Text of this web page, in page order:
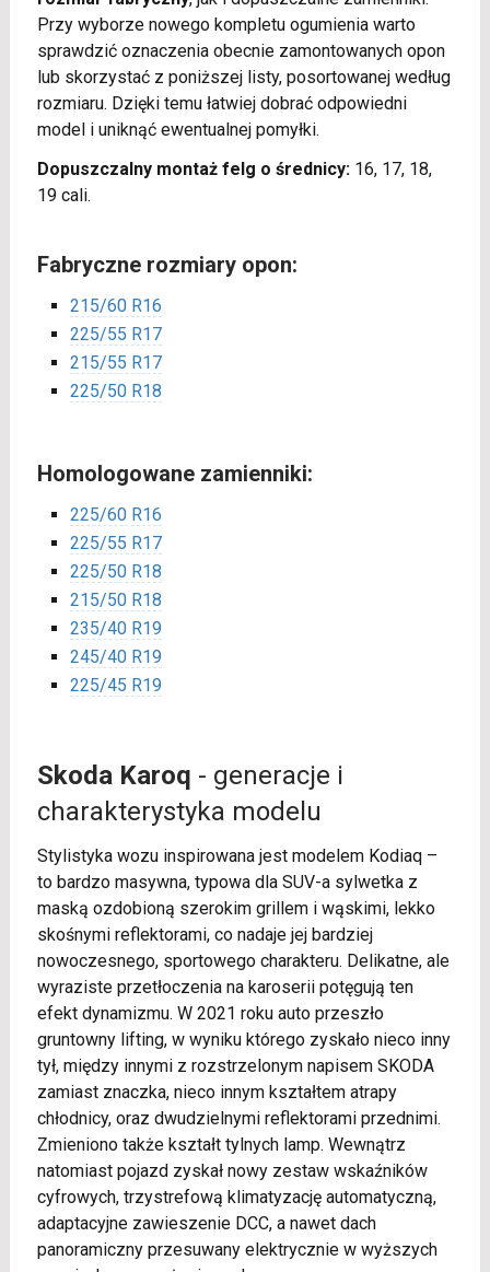
Przy wyborze nowego kompletu ogumienia warto
sprawdzić oznaczenia obecnie zamontowanych opon
lub skorzystać z poniższej listy, posortowanej według
rozmiaru. Dzięki temu łatwiej dobrać odpowiedni
model i uniknąć ewentualnej pomyłki.
Dopuszczalny montaż felg o średnicy:16, 17, 18,
19 cali.
Fabryczne rozmiary opon:
215/60 R16
225/55 R17
215/55 R17
225/50 R18
Homologowane zamienniki:
225/60 R16
225/55 R17
225/50 R18
215/50 R18
235/40 R19
245/40 R19
225/45 R19
Skoda Karoq - generacje i
charakterystyka modelu
Stylistyka wozu inspirowana jest modelem Kodiaq –
to bardzo masywna, typowa dla SUV-a sylwetka z
maską ozdobioną szerokim grillem i wąskimi, lekko
skośnymi reflektorami, co nadaje jej bardziej
nowoczesnego, sportowego charakteru. Delikatne, ale
wyraziste przetłoczenia na karoserii potęgują ten
efekt dynamizmu. W 2021 roku auto przeszło
gruntowny lifting, w wyniku którego zyskało nieco inny
tył, między innymi z rozstrzelonym napisem SKODA
zamiast znaczka, nieco innym kształtem atrapy
chłodnicy, oraz dwudzielnymi reflektorami przednimi.
Zmieniono także kształt tylnych lamp. Wewnątrz
natomiast pojazd zyskał nowy zestaw wskaźników
cyfrowych, trzystrefową klimatyzację automatyczną,
adaptacyjne zawieszenie DCC, a nawet dach
panoramiczny przesuwany elektrycznie w wyższych